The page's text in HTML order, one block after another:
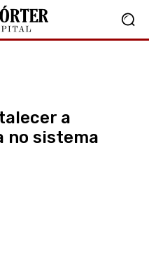
a
no sistema